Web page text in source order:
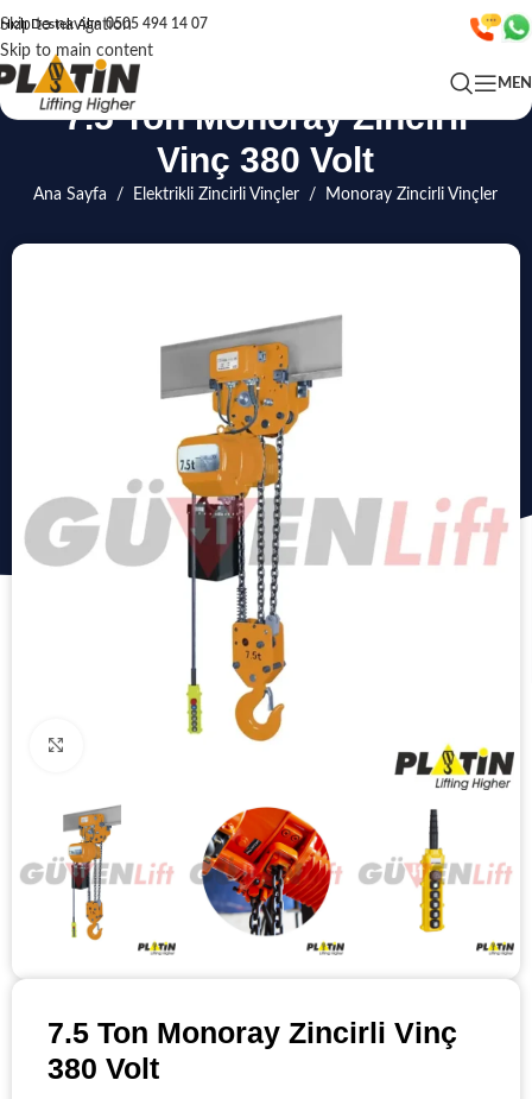
Skip to navigation
Skip to main content
Hızlı Destek Alın0505 494 14 07
7.5 Ton Monoray Zincirli
Vinç 380 Volt
Ana Sayfa / Elektrikli Zincirli Vinçler / Monoray Zincirli Vinçler
7.5 Ton Monoray Zincirli Vinç
380 Volt